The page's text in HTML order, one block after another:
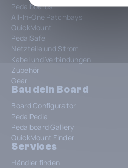
Pedalboards
All-In-One Patchbays
QuickMount
PedalSafe
Netzteile und Strom
Kabel und Verbindungen
Zubehör
Gear
Bau dein Board
Board Configurator
PedalPedia
Pedalboard Gallery
QuickMount Finder
Services
Händler finden